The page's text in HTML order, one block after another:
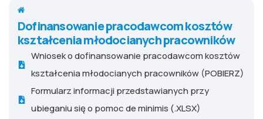
Dofinansowanie pracodawcom kosztów
kształcenia młodocianych pracowników
Wniosek o dofinansowanie pracodawcom kosztów
kształcenia młodocianych pracowników (POBIERZ)
Formularz informacji przedstawianych przy
ubieganiu się o pomoc de minimis (.XLSX)